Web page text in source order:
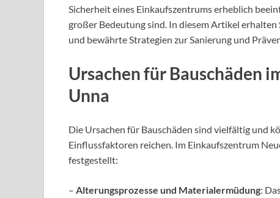
Sicherheit eines Einkaufszentrums erheblich
großer Bedeutung sind. In diesem Artikel
und bewährte Strategien zur Sanierung und
Ursachen für Bauschäden
Unna
Die Ursachen für Bauschäden sind vielfältig und
Einflussfaktoren reichen. Im Einkaufszentrum
festgestellt:
– Alterungsprozesse und Materialermüdung: